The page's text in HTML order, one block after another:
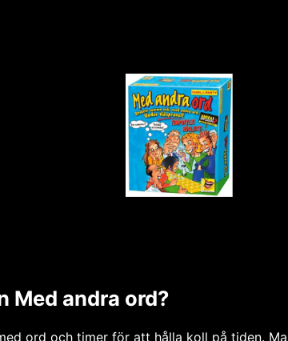
Med andra ord?
ord och timer för att hålla koll på tiden.